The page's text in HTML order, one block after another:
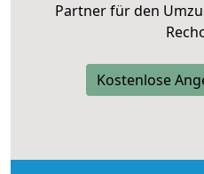
Partner für den
Kostenlose